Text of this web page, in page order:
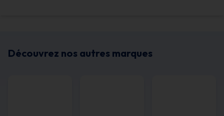
Découvrez nos autres marques